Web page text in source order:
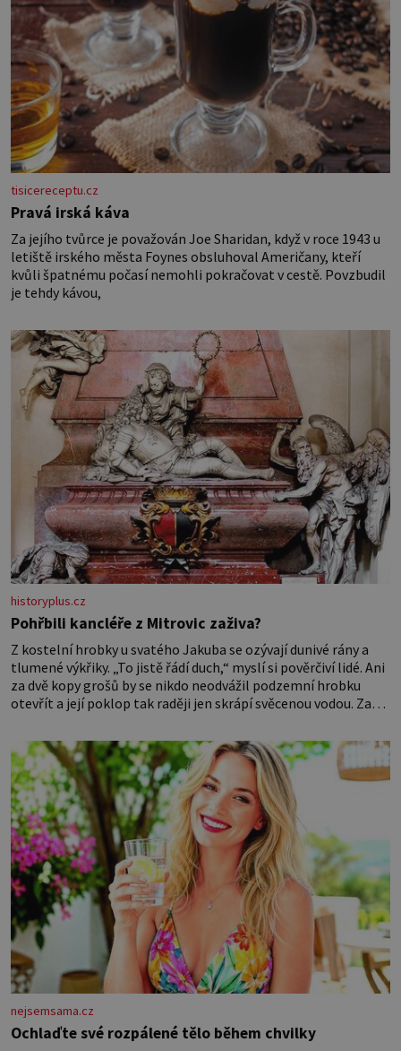
tisicereceptu.cz
Pravá irská káva
Za jejího tvůrce je považován Joe Sharidan, když v roce 1943 u
letiště irského města Foynes obsluhoval Američany, kteří
kvůli špatnému počasí nemohli pokračovat v cestě. Povzbudil
je tehdy kávou,
historyplus.cz
Pohřbili kancléře z Mitrovic zaživa?
Z kostelní hrobky u svatého Jakuba se ozývají dunivé rány a
tlumené výkřiky. „To jistě řádí duch,“ myslí si pověrčiví lidé. Ani
za dvě kopy grošů by se nikdo neodvážil podzemní hrobku
otevřít a její poklop tak raději jen skrápí svěcenou vodou. Za
později hrobku
nejsemsama.cz
Ochlaďte své rozpálené tělo během chvilky